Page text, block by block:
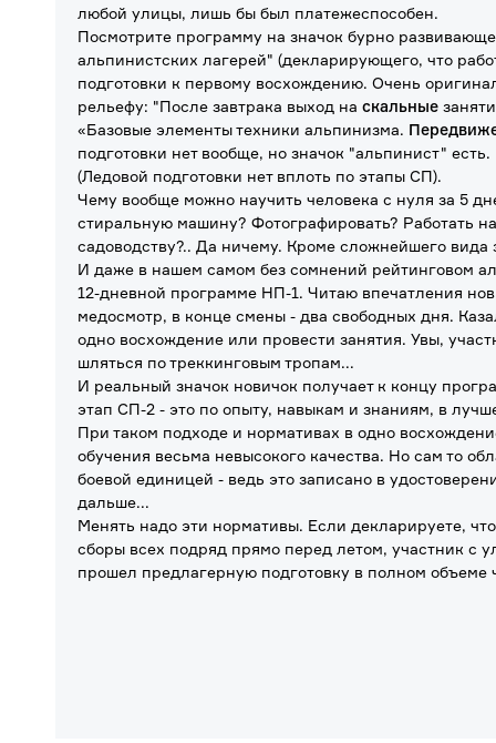
любой улицы, лишь бы был платежеспособен.
Посмотрите программу на значок бурно
альпинистских лагерей" (декларирующего, что
подготовки к первому восхождению. Очень
рельефу: "После завтрака выход на скальные
«Базовые элементы техники альпинизма.
подготовки нет вообще, но значок "альпинист" есть.
(Ледовой подготовки нет вплоть по этапы СП).
Чему вообще можно научить человека с нуля за 5
стиральную машину? Фотографировать? Работать
садоводству?.. Да ничему. Кроме сложнейшего
И даже в нашем самом без сомнений рейтинговом
12-дневной программе НП-1. Читаю впечатления
медосмотр, в конце смены - два свободных дня.
одно восхождение или провести занятия. Увы,
шляться по треккинговым тропам...
И реальный значок новичок получает к концу
этап СП-2 - это по опыту, навыкам и знаниям, в
При таком подходе и нормативах в одно
обучения весьма невысокого качества. Но сам то
боевой единицей - ведь это записано в
дальше...
Менять надо эти нормативы. Если декларируете,
сборы всех подряд прямо перед летом, участник с
прошел предлагерную подготовку в полном